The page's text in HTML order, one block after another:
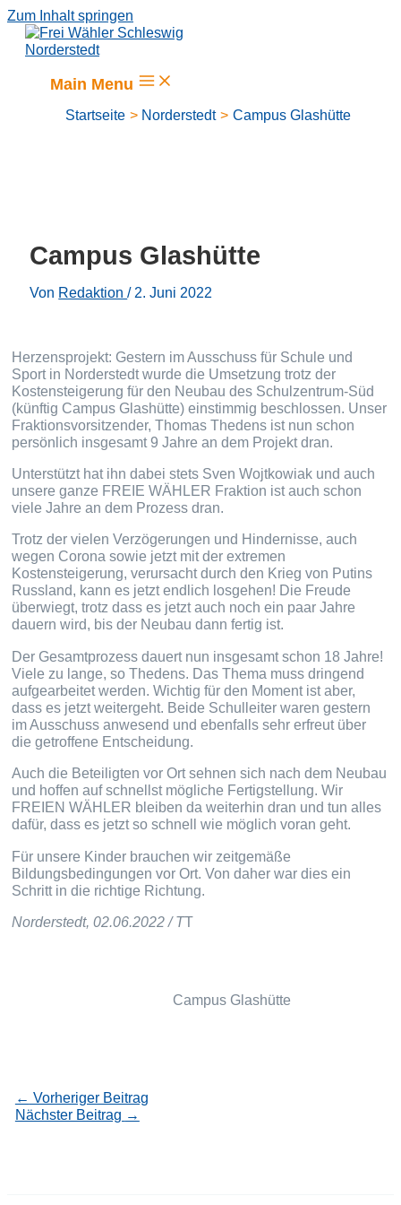
Zum Inhalt springen
Main Menu
Startseite Norderstedt Campus Glashütte
Campus Glashütte
Von Redaktion/ 2. Juni 2022
Herzensprojekt: Gestern im Ausschuss für Schule und
Sport in Norderstedt wurde die Umsetzung trotz der
Kostensteigerung für den Neubau des Schulzentrum-Süd
(künftig Campus Glashütte) einstimmig beschlossen. Unser
Fraktionsvorsitzender, Thomas Thedens ist nun schon
persönlich insgesamt 9 Jahre an dem Projekt dran.
Unterstützt hat ihn dabei stets Sven Wojtkowiak und auch
unsere ganze FREIE WÄHLER Fraktion ist auch schon
viele Jahre an dem Prozess dran.
Trotz der vielen Verzögerungen und Hindernisse, auch
wegen Corona sowie jetzt mit der extremen
Kostensteigerung, verursacht durch den Krieg von Putins
Russland, kann es jetzt endlich losgehen! Die Freude
überwiegt, trotz dass es jetzt auch noch ein paar Jahre
dauern wird, bis der Neubau dann fertig ist.
Der Gesamtprozess dauert nun insgesamt schon 18 Jahre!
Viele zu lange, so Thedens. Das Thema muss dringend
aufgearbeitet werden. Wichtig für den Moment ist aber,
dass es jetzt weitergeht. Beide Schulleiter waren gestern
im Ausschuss anwesend und ebenfalls sehr erfreut über
die getroffene Entscheidung.
Auch die Beteiligten vor Ort sehnen sich nach dem Neubau
und hoffen auf schnellst mögliche Fertigstellung. Wir
FREIEN WÄHLER bleiben da weiterhin dran und tun alles
dafür, dass es jetzt so schnell wie möglich voran geht.
Für unsere Kinder brauchen wir zeitgemäße
Bildungsbedingungen vor Ort. Von daher war dies ein
Schritt in die richtige Richtung.
Norderstedt, 02.06.2022 / TT
Campus Glashütte
← Vorheriger Beitrag
Nächster Beitrag →